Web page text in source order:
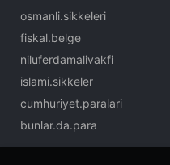
osmanli.sikkeleri
fiskal.belge
niluferdamalivakfi
islami.sikkeler
cumhuriyet.paralari
bunlar.da.para